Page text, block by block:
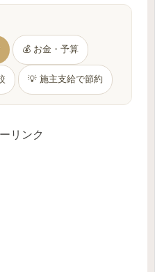
💰 お金・予算
💡 施主支給で節約
リンク